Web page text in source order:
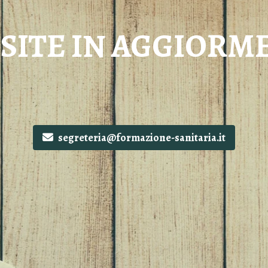
IN
segreteria@formazione-sanitaria.it